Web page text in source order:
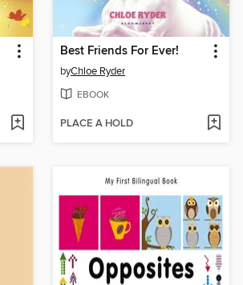
Best Friends For Ever!
byChloe Ryder
EBOOK
PLACE A HOLD